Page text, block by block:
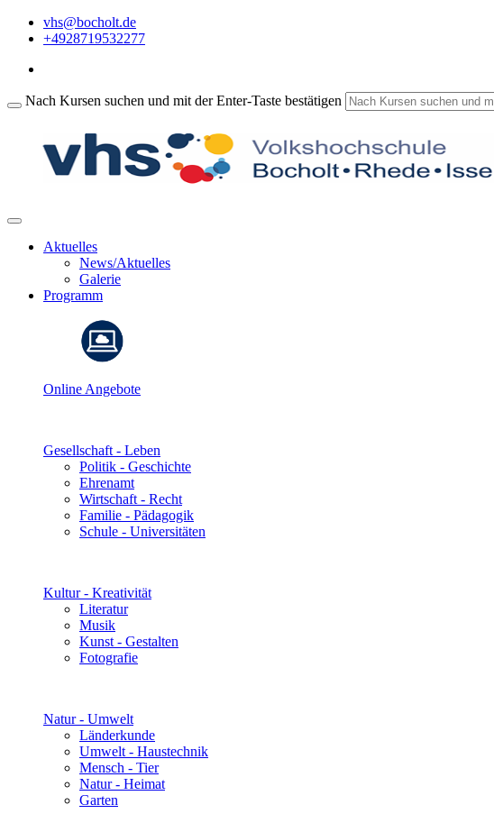
vhs@bocholt.de
+4928719532277
Nach Kursen suchen und mit der Enter-Taste bestätigen
Aktuelles
News/Aktuelles
Galerie
Programm
Online Angebote
Gesellschaft - Leben
Politik - Geschichte
Ehrenamt
Wirtschaft - Recht
Familie - Pädagogik
Schule - Universitäten
Kultur - Kreativität
Literatur
Musik
Kunst - Gestalten
Fotografie
Natur - Umwelt
Länderkunde
Umwelt - Haustechnik
Mensch - Tier
Natur - Heimat
Garten